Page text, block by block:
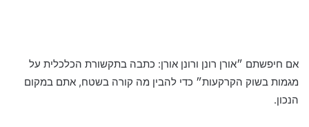
אם חיפשתם ״אורן רונן ורונן אורן: כתבה בתקשורת הכלכלית על
מגמות בשוק הקרקעות״ כדי להבין מה קורה בשטח, אתם במקום
הנכון.